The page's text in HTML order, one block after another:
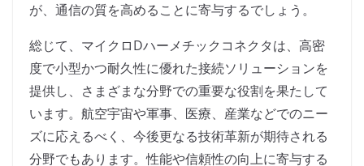
が、通信の質を高めることに寄与するでしょう。
総じて、マイクロDハーメチックコネクタは、高密
度で小型かつ耐久性に優れた接続ソリューションを
提供し、さまざまな分野での重要な役割を果たして
います。航空宇宙や軍事、医療、産業などでのニー
ズに応えるべく、今後更なる技術革新が期待される
分野でもあります。性能や信頼性の向上に寄与する